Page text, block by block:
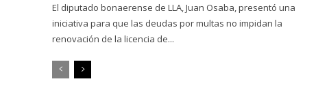
El diputado bonaerense de LLA, Juan Osaba, presentó una
iniciativa para que las deudas por multas no impidan la
renovación de la licencia de...